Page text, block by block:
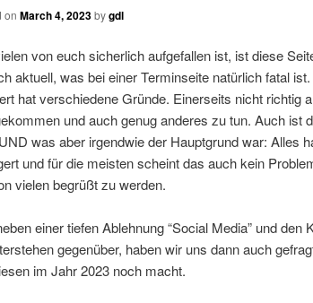
on March 4, 2023bygdl
von euch sicherlich aufgefallen ist, ist diese
aktuell, was bei einer Terminseite natürlich fatal
hat verschiedene Gründe. Einerseits nicht richtig
und auch genug anderes zu tun. Auch ist
was aber irgendwie der Hauptgrund war: Alles
und für die meisten scheint das auch kein
vielen begrüßt zu werden.
einer tiefen Ablehnung “Social Media” und den
gegenüber, haben wir uns dann auch
im Jahr 2023 noch macht.